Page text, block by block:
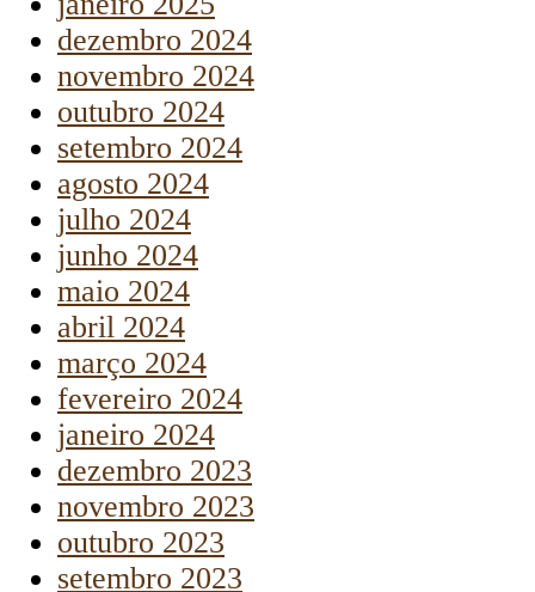
dezembro 2024
novembro 2024
outubro 2024
setembro 2024
agosto 2024
julho 2024
junho 2024
maio 2024
abril 2024
março 2024
fevereiro 2024
janeiro 2024
dezembro 2023
novembro 2023
outubro 2023
setembro 2023